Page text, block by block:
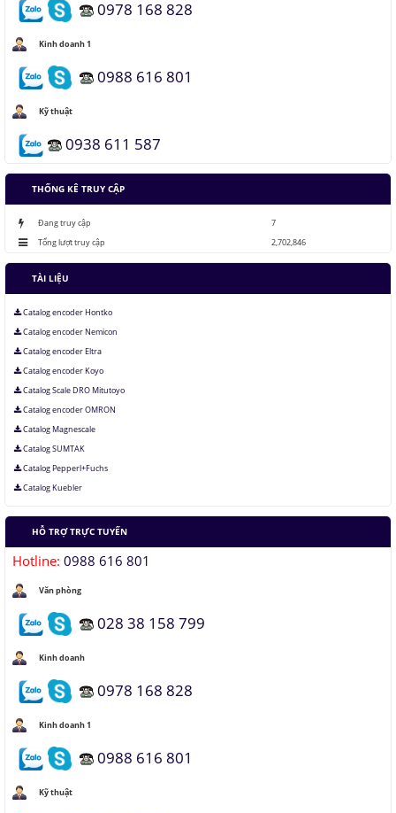
Những thăng trầm của trí tuệ nhân tạo
Lưu trữ hình ảnh kỹ thuật số trong ADN
0978 168 828
Kinh doanh 1
0988 616 801
Kỹ thuật
0938 611 587
THỐNG KÊ TRUY CẬP
Đang truy cập
7
Tổng lượt truy cập
2,702,846
TÀI LIỆU
Catalog encoder Hontko
Catalog encoder Nemicon
Catalog encoder Eltra
Catalog encoder Koyo
Catalog Scale DRO Mitutoyo
Catalog encoder OMRON
Catalog Magnescale
Catalog SUMTAK
Catalog Pepperl+Fuchs
Catalog Kuebler
HỖ TRỢ TRỰC TUYẾN
Hotline: 0988 616 801
Văn phòng
028 38 158 799
Kinh doanh
0978 168 828
Kinh doanh 1
0988 616 801
Kỹ thuật